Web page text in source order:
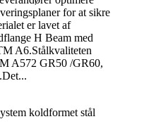
for at sikre
er lavet af
H Beam med
A6.Stålkvaliteten
A572 GR50 /GR60,